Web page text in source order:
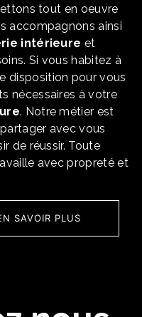
tout en oeuvre
accompagnons ainsi
intérieure et
Si vous habitez à
disposition pour vous
nécessaires à votre
. Notre métier est
avec vous
de réussir. Toute
avec propreté et
SAVOIR PLUS